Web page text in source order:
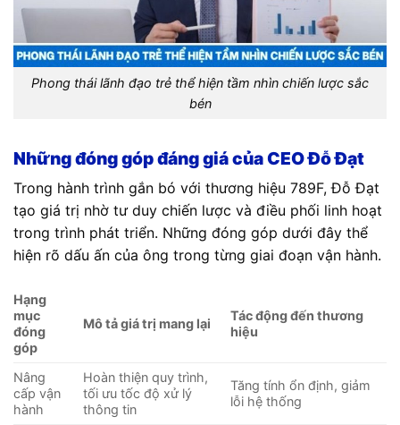
Phong thái lãnh đạo trẻ thể hiện tầm nhìn chiến lược sắc
bén
Những đóng góp đáng giá của CEO Đỗ Đạt
Trong hành trình gắn bó với thương hiệu 789F, Đỗ Đạt
tạo giá trị nhờ tư duy chiến lược và điều phối linh hoạt
trong trình phát triển. Những đóng góp dưới đây thể
hiện rõ dấu ấn của ông trong từng giai đoạn vận hành.
Hạng
mục
đóng
góp
Mô tả giá trị mang lại
Tác động đến thương
hiệu
Nâng
cấp vận
hành
Hoàn thiện quy trình,
tối ưu tốc độ xử lý
thông tin
Tăng tính ổn định, giảm
lỗi hệ thống